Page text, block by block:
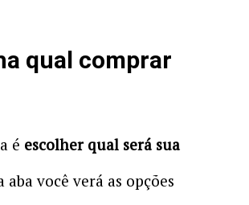
qual comprar
é escolher qual será sua
aba você verá as opções